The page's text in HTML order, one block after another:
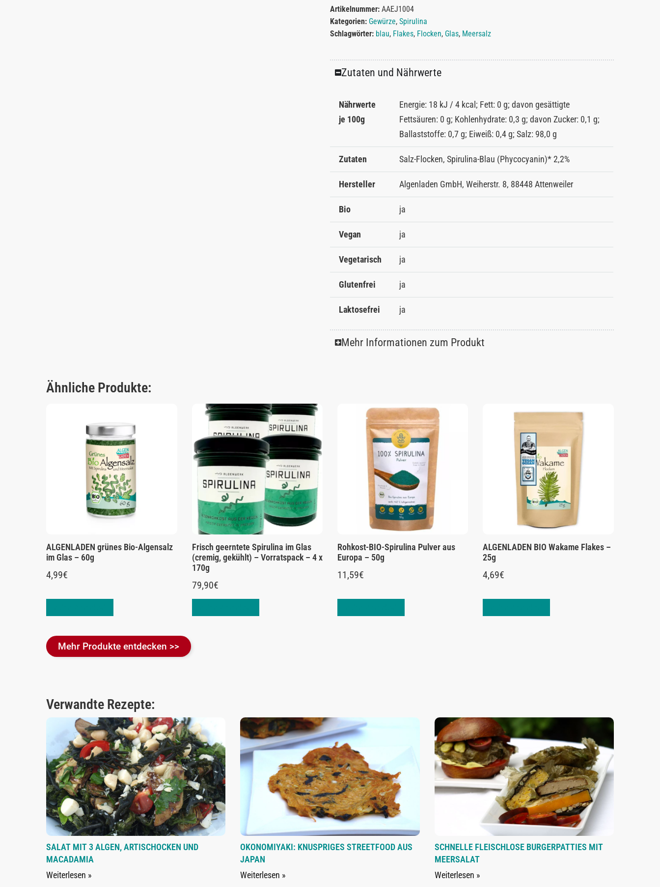
Artikelnummer: AAEJ1004
Kategorien: Gewürze, Spirulina
Schlagwörter: blau, Flakes, Flocken, Glas, Meersalz
Zutaten und Nährwerte
Nährwerte
je 100g
Energie: 18 kJ / 4 kcal; Fett: 0 g; davon gesättigte
Fettsäuren: 0 g; Kohlenhydrate: 0,3 g; davon Zucker: 0,1 g;
Ballaststoffe: 0,7 g; Eiweiß: 0,4 g; Salz: 98,0 g
Zutaten Salz-Flocken, Spirulina-Blau (Phycocyanin)* 2,2%
Hersteller Algenladen GmbH, Weiherstr. 8, 88448 Attenweiler
Bio ja
Vegan ja
Vegetarisch ja
Glutenfrei ja
Laktosefrei ja
Mehr Informationen zum Produkt
Ähnliche Produkte:
ALGENLADEN grünes Bio-Algensalz
im Glas – 60g
4,99€
Frisch geerntete Spirulina im Glas
(cremig, gekühlt) – Vorratspack – 4 x
170g
79,90€
Rohkost-BIO-Spirulina Pulver aus
Europa – 50g
11,59€
ALGENLADEN BIO Wakame Flakes –
25g
4,69€
Mehr Produkte entdecken >>
Verwandte Rezepte:
SALAT MIT 3 ALGEN, ARTISCHOCKEN UND
MACADAMIA
Weiterlesen »
OKONOMIYAKI: KNUSPRIGES STREETFOOD AUS
JAPAN
Weiterlesen »
SCHNELLE FLEISCHLOSE BURGERPATTIES MIT
MEERSALAT
Weiterlesen »